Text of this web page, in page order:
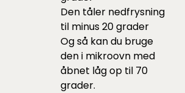
Den tåler nedfrysning
til minus 20 grader
Og så kan du bruge
den i mikroovn med
åbnet låg op til 70
grader.